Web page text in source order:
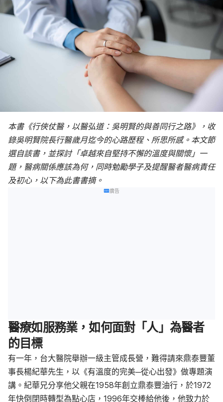
本書《行俠仗醫，以醫弘道：吳明賢的與善同行之路》，收
錄吳明賢院長行醫歲月迄今的心路歷程、所思所感。本文節
選自該書，並探討「卓越來自堅持不懈的溫度與關懷」一
題，醫病關係應該為何，同時勉勵學子及提醒醫者醫病責任
及初心，以下為此書書摘。
廣告
醫療如服務業，如何面對「人」為醫者
的目標
有一年，台大醫院舉辦一級主管成長營，難得請來鼎泰豐董
事長楊紀華先生，以《有溫度的完美─從心出發》做專題演
講。紀華兄分享他父親在1958年創立鼎泰豐油行，於1972
年快倒閉時轉型為點心店，1996年交棒給他後，他致力於